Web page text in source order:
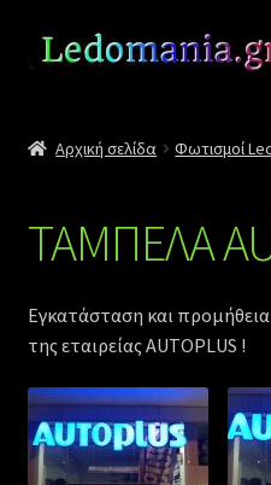
Απευθείας
μετάβαση
πλοήγηση
Μετάβαση
Πληρωμές
Αποστολές
Αρχική σελίδα Φωτισμοί
ΤΑΜΠΕΛΑ
Εγκατάσταση και προμήθεια
της εταιρείαςAUTOPLUS !